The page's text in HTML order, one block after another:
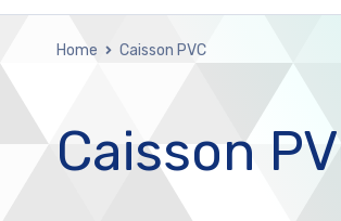
Home Caisson PVC
Caisson